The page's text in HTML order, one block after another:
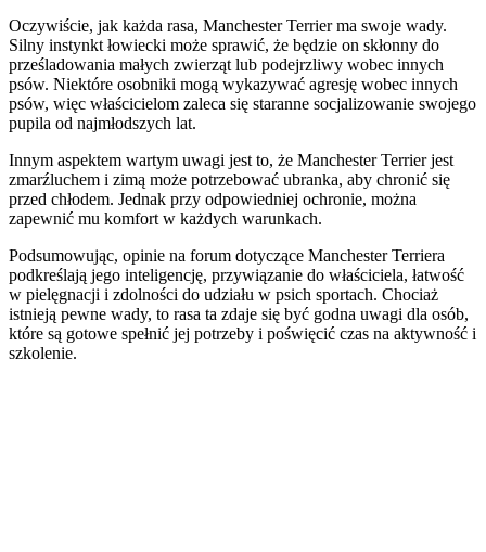
Oczywiście, jak każda rasa, Manchester Terrier ma swoje wady.
Silny instynkt łowiecki może sprawić, że będzie on skłonny do
prześladowania małych zwierząt lub podejrzliwy wobec innych
psów. Niektóre osobniki mogą wykazywać agresję wobec innych
psów, więc właścicielom zaleca się staranne socjalizowanie swojego
pupila od najmłodszych lat.
Innym aspektem wartym uwagi jest to, że Manchester Terrier jest
zmarźluchem i zimą może potrzebować ubranka, aby chronić się
przed chłodem. Jednak przy odpowiedniej ochronie, można
zapewnić mu komfort w każdych warunkach.
Podsumowując, opinie na forum dotyczące Manchester Terriera
podkreślają jego inteligencję, przywiązanie do właściciela, łatwość
w pielęgnacji i zdolności do udziału w psich sportach. Chociaż
istnieją pewne wady, to rasa ta zdaje się być godna uwagi dla osób,
które są gotowe spełnić jej potrzeby i poświęcić czas na aktywność i
szkolenie.